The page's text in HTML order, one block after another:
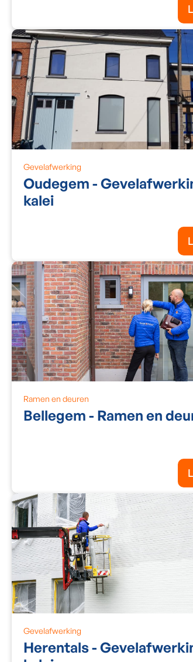
Gevelafwerking
Oudegem -
kalei
Ramen en deuren
Bellegem - Ramen en
Gevelafwerking
Herentals -